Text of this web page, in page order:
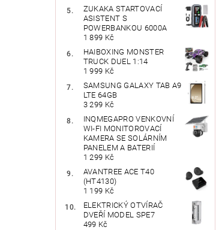
ZUKAKA STARTOVACÍ
ASISTENT S
POWERBANKOU 6000A
1 899 Kč
HAIBOXING MONSTER
TRUCK DUEL 1:14
1 999 Kč
SAMSUNG GALAXY TAB A9
LTE 64GB
3 299 Kč
INQMEGAPRO VENKOVNÍ
WI-FI MONITOROVACÍ
KAMERA SE SOLÁRNÍM
PANELEM A BATERIÍ
1 299 Kč
AVANTREE ACE T40
(HT4130)
1 199 Kč
ELEKTRICKÝ OTVÍRAČ
DVEŘÍ MODEL SPE7
499 Kč